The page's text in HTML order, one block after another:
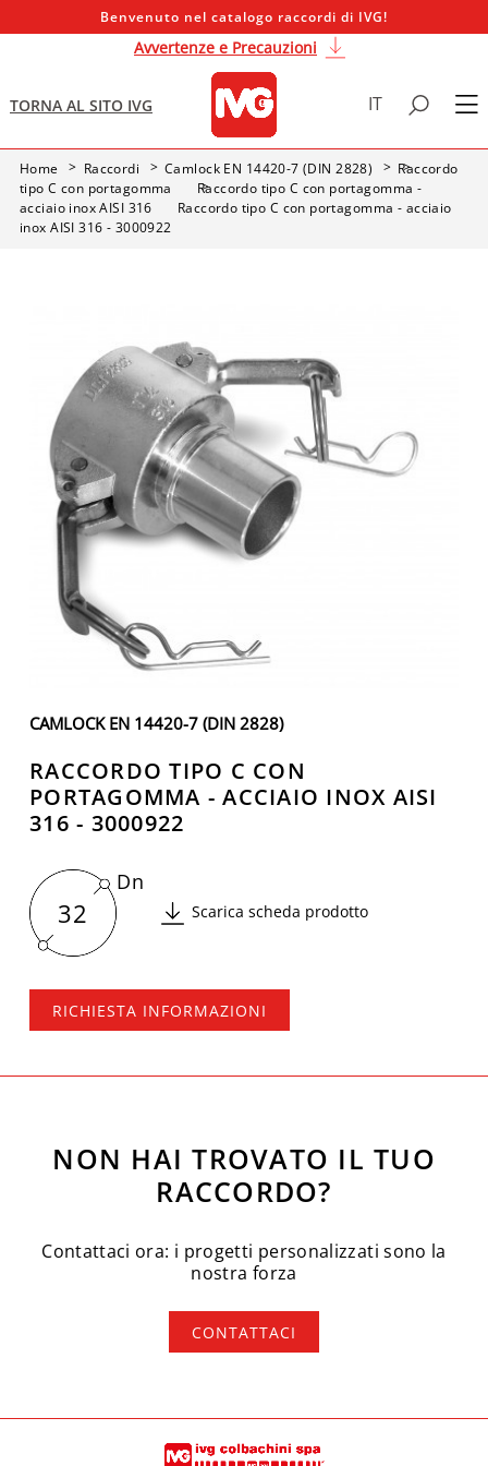
Benvenuto nel catalogo raccordi di IVG!
Avvertenze e Precauzioni
TORNA AL SITO IVG IT
Home Raccordi Camlock EN 14420-7 (DIN 2828)
Raccordo
tipo C con portagomma
Raccordo tipo C con portagomma -
acciaio inox AISI 316
Raccordo tipo C con portagomma - acciaio
inox AISI 316 - 3000922
CAMLOCK EN 14420-7 (DIN 2828)
RACCORDO TIPO C CON
PORTAGOMMA - ACCIAIO INOX AISI
316 - 3000922
32
Dn
Scarica scheda prodotto
RICHIESTA INFORMAZIONI
NON HAI TROVATO IL TUO
RACCORDO?
Contattaci ora: i progetti personalizzati sono la
nostra forza
CONTATTACI